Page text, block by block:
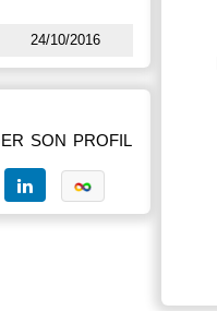
24/10/2016
son profil